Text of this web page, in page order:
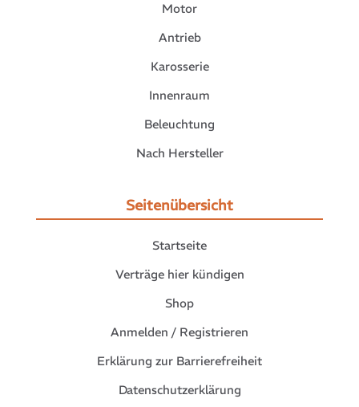
Motor
Antrieb
Karosserie
Innenraum
Beleuchtung
Nach Hersteller
Seitenübersicht
Startseite
Verträge hier kündigen
Shop
Anmelden / Registrieren
Erklärung zur Barrierefreiheit
Datenschutzerklärung